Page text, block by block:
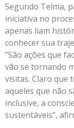
Segundo Telma,
iniciativa no
apenas liam
conhecer sua
“São ações que
vão se tornando
visitas. Claro que
aqueles que não
inclusive, a
sustentáveis”,